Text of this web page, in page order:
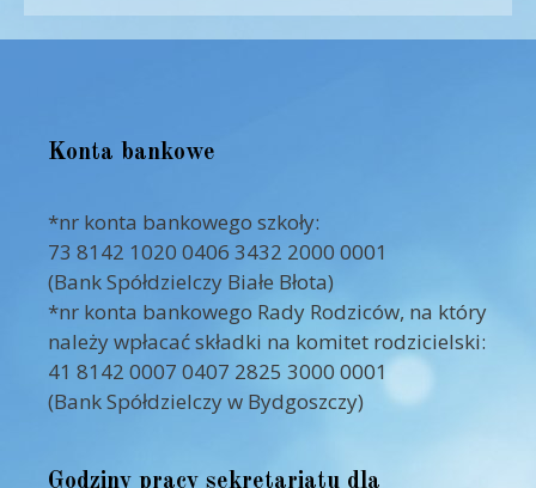
Konta bankowe
*nr konta bankowego szkoły:
73 8142 1020 0406 3432 2000 0001
(Bank Spółdzielczy Białe Błota)
*nr konta bankowego Rady Rodziców, na który
należy wpłacać składki na komitet rodzicielski:
41 8142 0007 0407 2825 3000 0001
(Bank Spółdzielczy w Bydgoszczy)
Godziny pracy sekretariatu dla